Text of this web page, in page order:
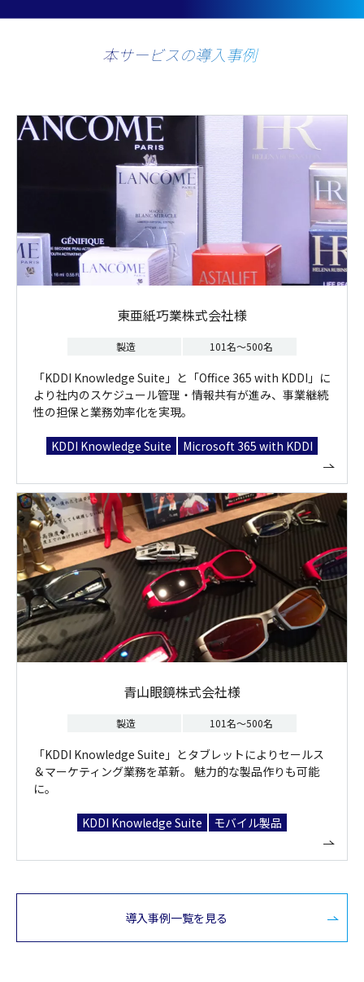
本サービスの導入事例
東亜紙巧業株式会社様
製造 101名～500名
「KDDI Knowledge Suite」と「Office 365 with KDDI」に
より社内のスケジュール管理・情報共有が進み、事業継続
性の担保と業務効率化を実現。
KDDI Knowledge Suite Microsoft 365 with KDDI
青山眼鏡株式会社様
製造 101名～500名
「KDDI Knowledge Suite」とタブレットによりセールス
＆マーケティング業務を革新。 魅力的な製品作りも可能
に。
KDDI Knowledge Suite モバイル製品
導入事例一覧を見る